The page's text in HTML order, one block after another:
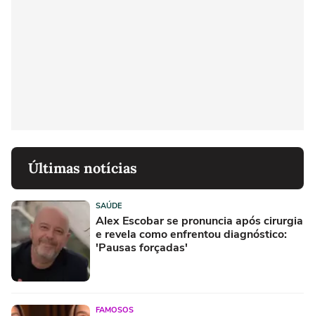
Últimas notícias
SAÚDE
Alex Escobar se pronuncia após cirurgia
e revela como enfrentou diagnóstico:
'Pausas forçadas'
FAMOSOS